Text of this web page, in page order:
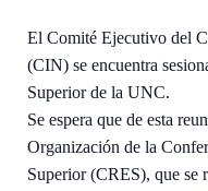
El Comité Ejecutivo del
(CIN) se encuentra
Superior de la UNC.
Se espera que de esta
Organización de la
Superior (CRES), que se